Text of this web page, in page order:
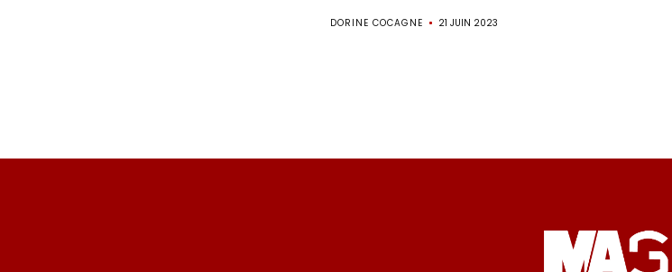
S’inscrire
Partenaires
DORINE COCAGNE 21 JUIN 2023